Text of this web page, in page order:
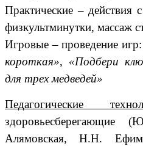
Практические – действия
физкультминутки, массаж
Игровые – проведение
короткая», «Подбери
для трех медведей»
Педагогические
здоровьесберегающие
Алямовская, Н.Н.